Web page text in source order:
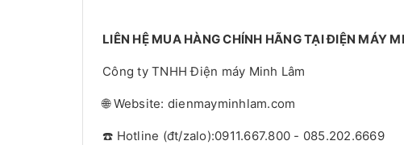
LIÊN HỆ MUA HÀNG CHÍNH HÃNG TẠI ĐIỆN MÁY
Công ty TNHH Điện máy Minh Lâm
🌐 Website: dienmayminhlam.com
☎️ Hotline (đt/zalo):0911.667.800 - 085.202.6669